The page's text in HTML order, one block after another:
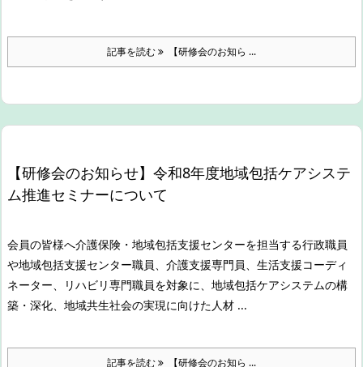
記事を読む 【研修会のお知ら ...
【研修会のお知らせ】令和8年度地域包括ケアシステ
ム推進セミナーについて
会員の皆様へ介護保険・地域包括支援センターを担当する行政職員
や地域包括支援センター職員、介護支援専門員、生活支援コーディ
ネーター、リハビリ専門職員を対象に、地域包括ケアシステムの構
築・深化、地域共生社会の実現に向けた人材 ...
記事を読む 【研修会のお知ら ...